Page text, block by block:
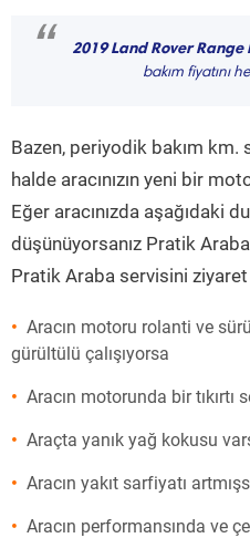
“ 2019 Land Rover Range
bakım fiyatını
Bazen, periyodik bakım km.
halde aracınızın yeni bir
Eğer aracınızda aşağıdaki
düşünüyorsanız Pratik
Pratik Araba servisini
Aracın motoru rolanti ve
gürültülü çalışıyorsa
Aracın motorunda bir tıkırtı
Araçta yanık yağ kokusu
Aracın yakıt sarfiyatı
Aracın performansında ve